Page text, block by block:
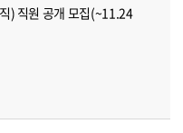
) 직원 공개 모집(~11.24